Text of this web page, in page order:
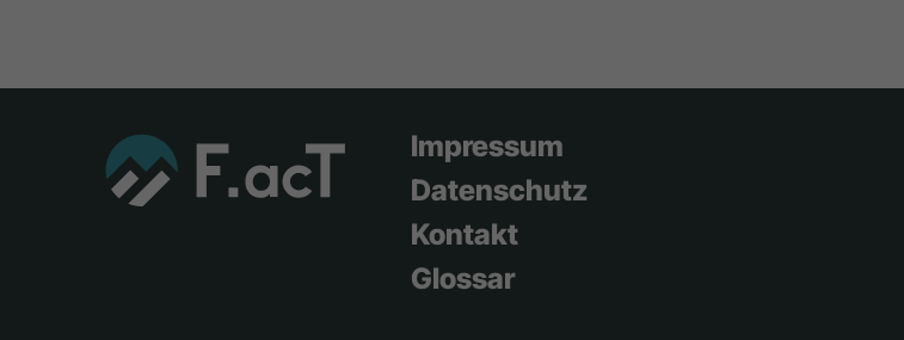
Impressum
Datenschutz
Kontakt
Glossar